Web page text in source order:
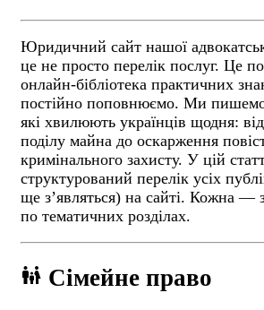
Юридичний сайт нашої
це не просто перелік послуг. Це
онлайн-бібліотека практичних
постійно поповнюємо. Ми пишемо
які хвилюють українців щодня: від
поділу майна до оскарження
кримінального захисту. У цій
структурований перелік усіх
ще зʼявляться) на сайті. Кожна —
по тематичних розділах.
family_restroom Сімейне право